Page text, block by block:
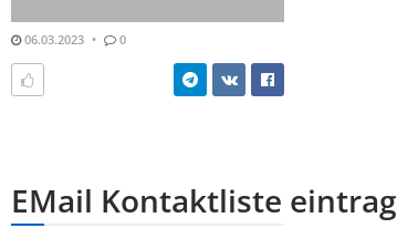
06.03.2023 0
EMail Kontaktliste